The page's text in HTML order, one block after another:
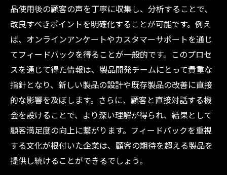
品使用後の顧客の声を丁寧に収集し、分析することで、
改良すべきポイントを明確化することが可能です。例え
ば、オンラインアンケートやカスタマーサポートを通じ
てフィードバックを得ることが一般的です。このプロセ
スを通じて得た情報は、製品開発チームにとって貴重な
指針となり、新しい製品の設計や既存製品の改善に直接
的な影響を及ぼします。さらに、顧客と直接対話する機
会を設けることで、より深い理解が得られ、結果として
顧客満足度の向上に繋がります。フィードバックを重視
する文化が根付いた企業は、顧客の期待を超える製品を
提供し続けることができるでしょう。